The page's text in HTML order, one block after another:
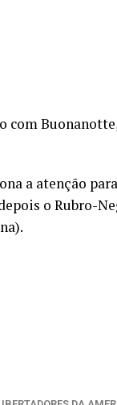
com
a atenção
o Rubro-